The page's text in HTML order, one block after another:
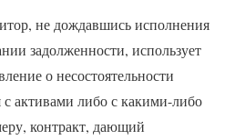
не дождавшись исполнения
задолженности, использует
о несостоятельности
активами либо с какими-либо
контракт, дающий